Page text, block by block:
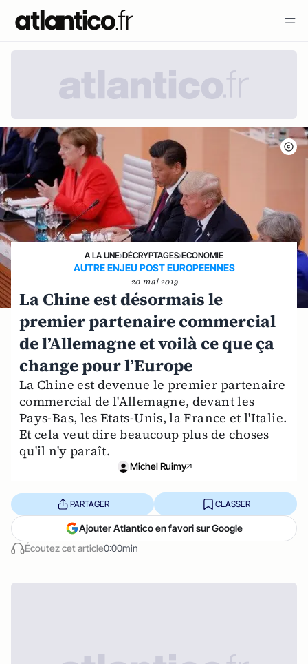
A LA UNE›DÉCRYPTAGES›ECONOMIE
AUTRE ENJEU POST EUROPEENNES
20 mai 2019
La Chine est désormais le
premier partenaire commercial
de l’Allemagne et voilà ce que ça
change pour l’Europe
La Chine est devenue le premier partenaire
commercial de l'Allemagne, devant les
Pays-Bas, les Etats-Unis, la France et l'Italie.
Et cela veut dire beaucoup plus de choses
qu'il n'y paraît.
Michel Ruimy
Écoutez cet article0:00min
PARTAGER CLASSER
Ajouter Atlantico en favori sur Google